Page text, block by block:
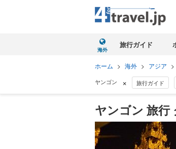
海外
旅行ガイド
ホーム > 海外 > アジア >
ヤンゴン × 旅行ガイド
ヤンゴン 旅行